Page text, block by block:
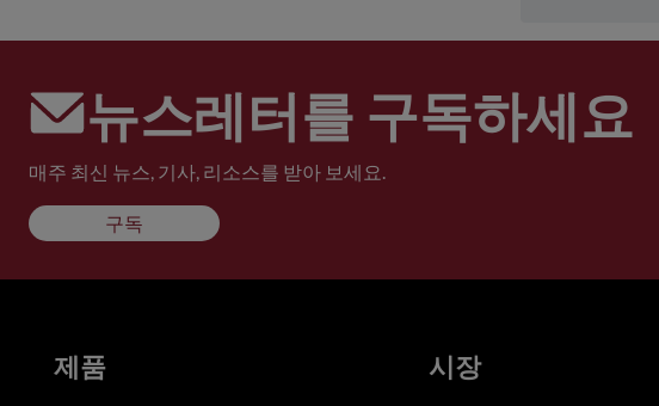
뉴스레터를 구독하세요
매주 최신 뉴스, 기사, 리소스를 받아 보세요.
구독
제품 시장